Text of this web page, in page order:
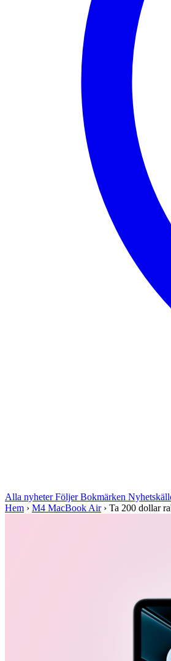
Alla nyheterFöljerBokmärken
Hem › M4 MacBook Air › Ta 200 dollar